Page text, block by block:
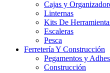
Cajas y
Linternas
Kits De
Escaleras
Pesca
Ferretería Y Construcción
Pegamentos y
Construcción